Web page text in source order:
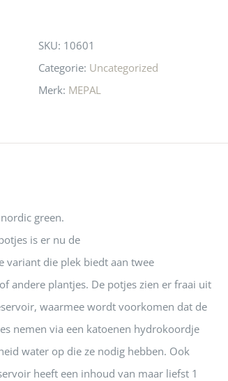
gezellig SKU: 10601
Categorie: Uncategorized
Merk: MEPAL
green.
is er nu de
variant die plek biedt aan twee
andere plantjes. De potjes zien er fraai uit
waarmee wordt voorkomen dat de
nemen via een katoenen hydrokoordje
water op die ze nodig hebben. Ook
heeft een inhoud van maar liefst 1